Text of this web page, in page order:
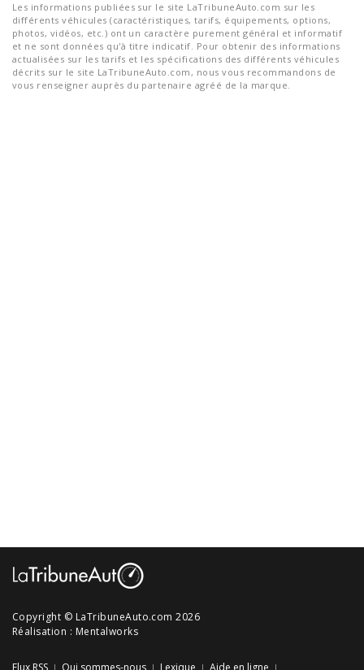
Les informations publiées sur le site LaTribuneAuto.com sur les
différents véhicules (caractéristiques, tarifs, équipements, options,
photos, vidéos, etc.) ont un caractère purement général et informatif
et ne sont données qu'à titre indicatif. Pour obtenir des informations
actualisées sur les tarifs et les spécifications des différents véhicules
décrits sur le site LaTribuneAuto.com, nous vous recommandons de
vous renseigner auprès du partenaire agréé de la marque.
Copyright © LaTribuneAuto.com 2026
Réalisation : Mentalworks
Flux RSS Qui sommes-nous Lexique Aide en ligne